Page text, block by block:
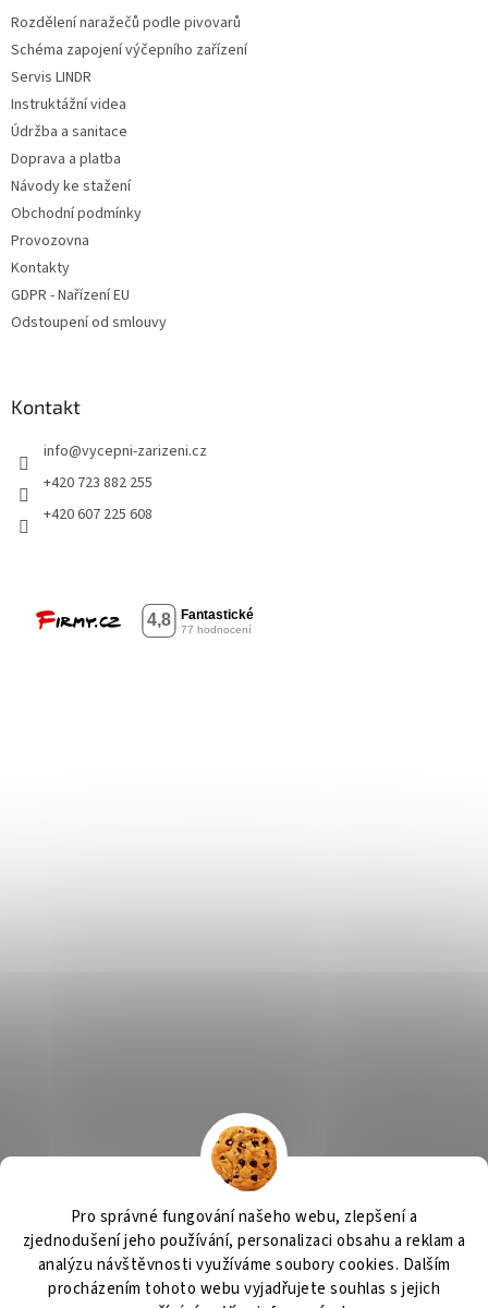
Pro správné fungování našeho webu, zlepšení a
zjednodušení jeho používání, personalizaci obsahu a reklam a
analýzu návštěvnosti využíváme soubory cookies. Dalším
procházením tohoto webu vyjadřujete souhlas s jejich
Rozdělení naražečů podle pivovarů
Schéma zapojení výčepního zařízení
Servis LINDR
Instruktážní videa
Údržba a sanitace
Doprava a platba
Návody ke stažení
Obchodní podmínky
Provozovna
Kontakty
GDPR - Nařízení EU
Odstoupení od smlouvy
Kontakt
info@vycepni-zarizeni.cz
+420 723 882 255
+420 607 225 608
Výčepní zařízení, chlazení na pivo, chlazení piva OSMO CZ
Barvy Příbram Obchodní podmínky GDPR